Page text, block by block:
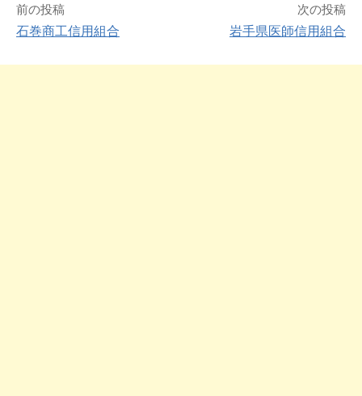
前の投稿
石巻商工信用組合
次の投稿
岩手県医師信用組合